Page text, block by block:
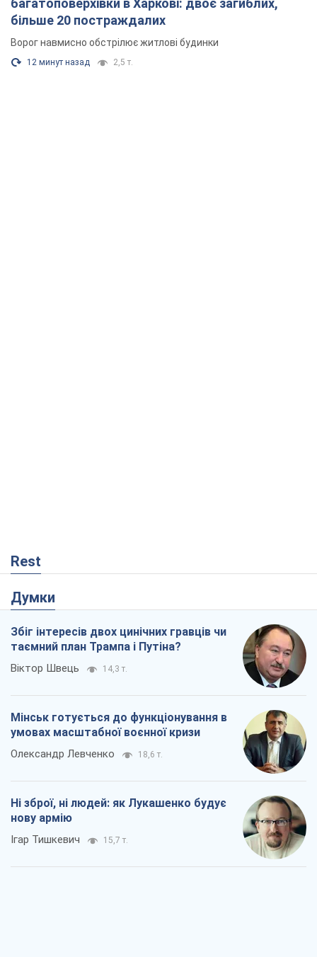
багатоповерхівки в Харкові: двоє загиблих,
більше 20 постраждалих
Ворог навмисно обстрілює житлові будинки
12 минут назад 2,5 т.
Rest
Думки
Збіг інтересів двох цинічних гравців чи
таємний план Трампа і Путіна?
Віктор Швець 14,3 т.
Мінськ готується до функціонування в
умовах масштабної воєнної кризи
Олександр Левченко 18,6 т.
Ні зброї, ні людей: як Лукашенко будує
нову армію
Ігар Тишкевич 15,7 т.